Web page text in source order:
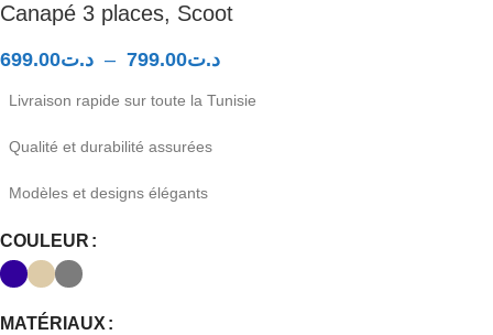
Canapé 3 places, Scoot
د.ت699.00 – د.ت799.00
Livraison rapide sur toute la Tunisie
Qualité et durabilité assurées
Modèles et designs élégants
COULEUR
MATÉRIAUX